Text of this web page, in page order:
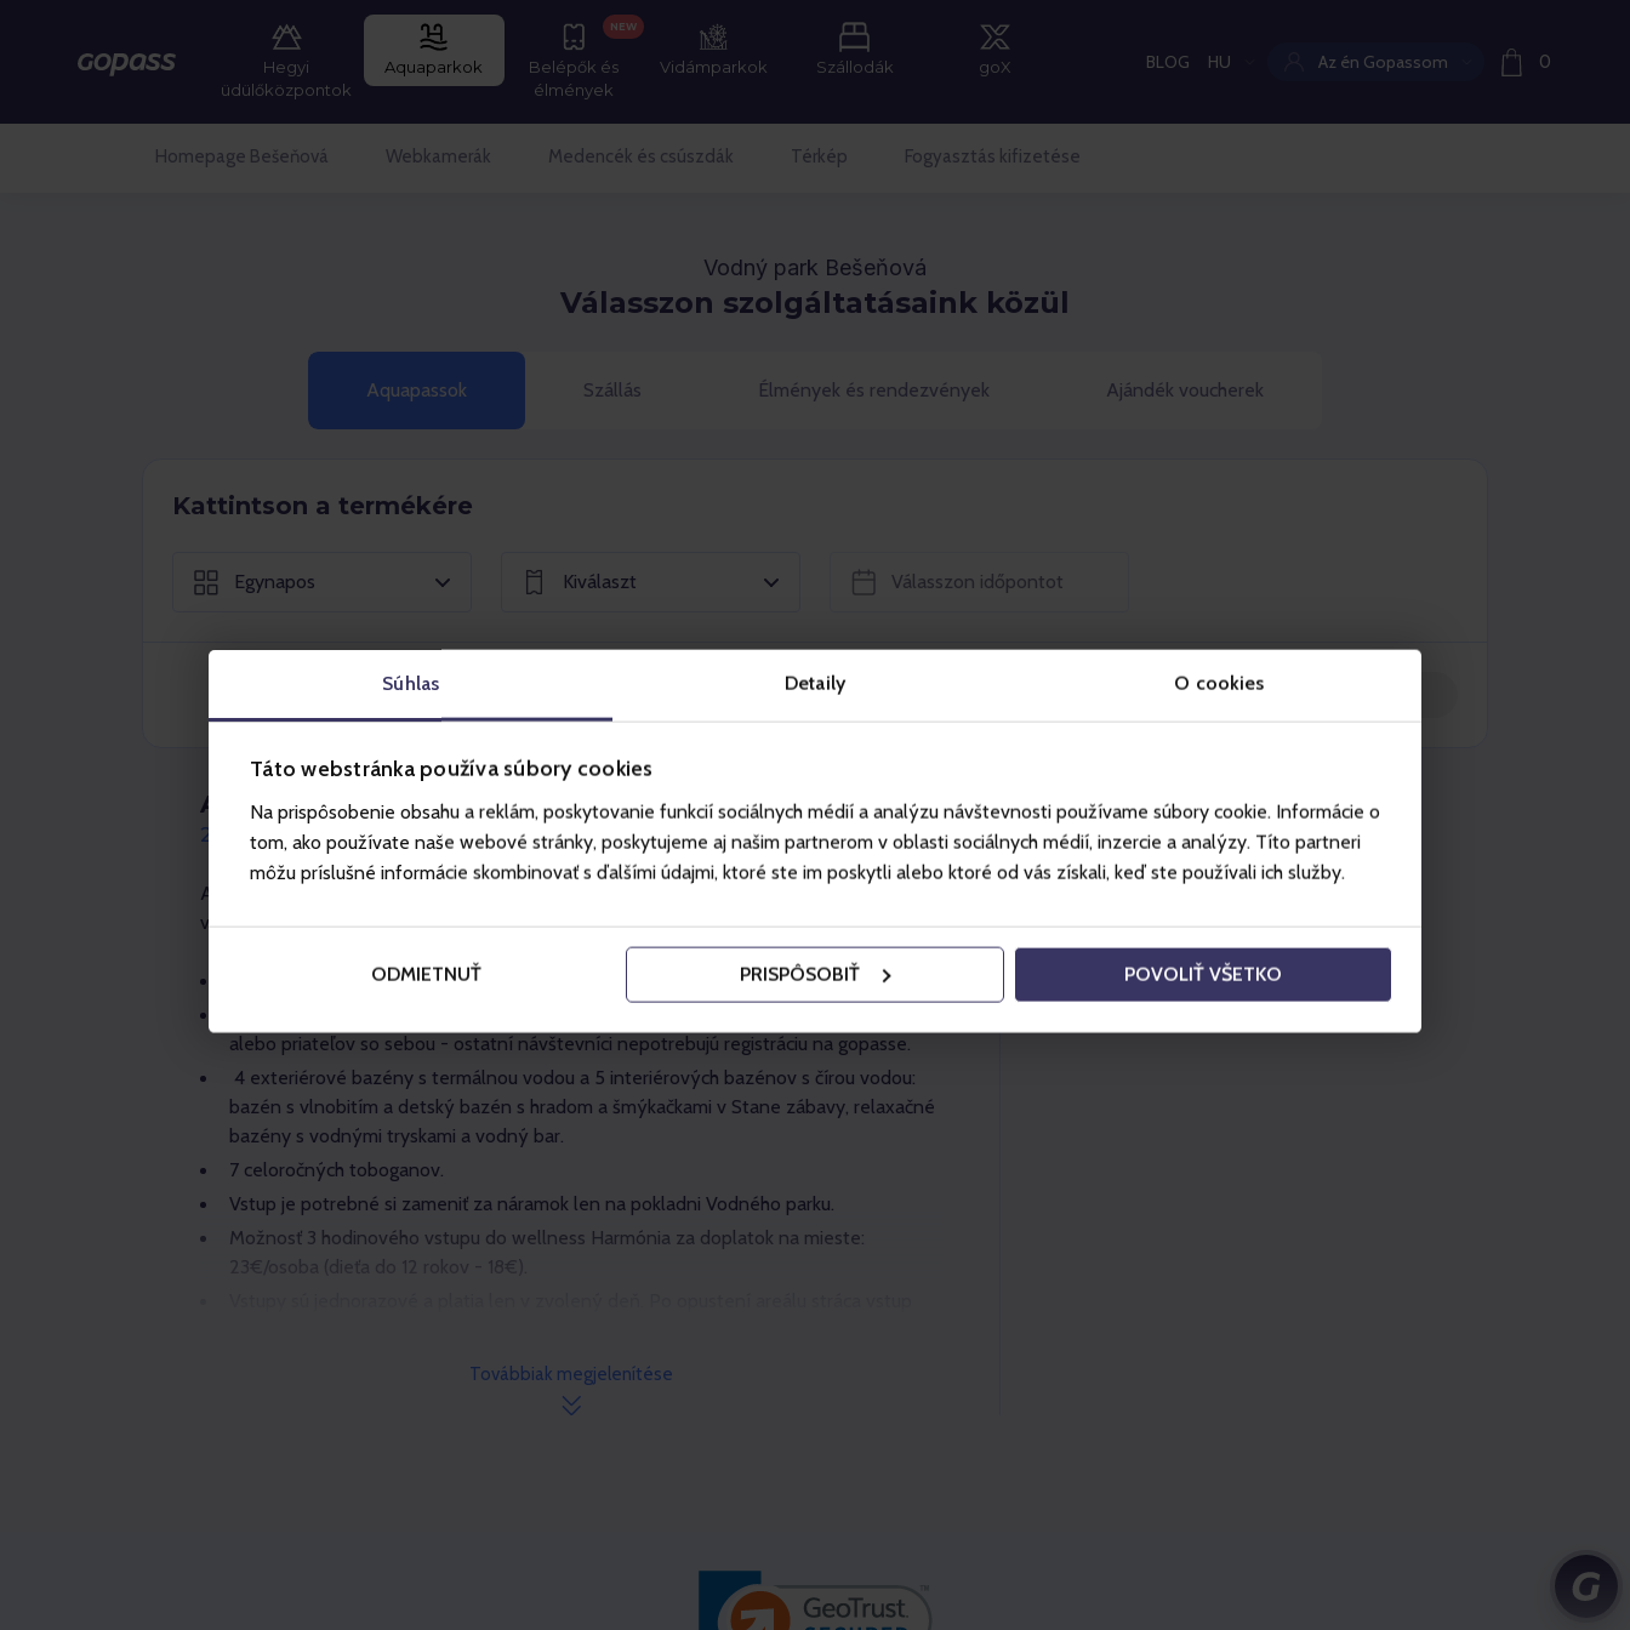
Súhlas Detaily O cookies
Táto webstránka používa súbory cookies
Na prispôsobenie obsahu a reklám, poskytovanie funkcií sociálnych médií a analýzu návštevnosti používame súbory cookie. Informácie o
tom, ako používate naše webové stránky, poskytujeme aj našim partnerom v oblasti sociálnych médií, inzercie a analýzy. Títo partneri
môžu príslušné informácie skombinovať s ďalšími údajmi, ktoré ste im poskytli alebo ktoré od vás získali, keď ste používali ich služby.
ODMIETNUŤ PRISPÔSOBIŤ POVOLIŤ VŠETKO
Gopass
Hegyi
üdülőközpontok
Aquaparkok
Belépők és
élmények
NEW
Vidámparkok Szállodák goX BLOG Aktuális nyelv:
HU Az én Gopassom 0
Homepage Bešeňová Webkamerák Medencék és csúszdák Térkép Fogyasztás kifizetése
Vodný park Bešeňová
Válasszon szolgáltatásaink közül
Aquapassok Szállás Élmények és rendezvények Ajándék voucherek
Kattintson a termékére
Egynapos Kiválaszt
AQUA TICKET 3 + 1
25% ZĽAVA
Aktuálne informácie o prevádzke bazénov, toboganov a atrakcií ako aj prevádzkovú dobu
vodného parku nájdete nawww.besenova.com.
4x celodenný vstup do Vodného parku Bešeňová (bazény a tobogany).
alebo priateľov so sebou - ostatní návštevníci nepotrebujú registráciu na gopasse.
4 exteriérové bazény s termálnou vodou a 5 interiérových bazénov s čírou vodou:
bazén s vlnobitím a detský bazén s hradom a šmýkačkami v Stane zábavy, relaxačné
bazény s vodnými tryskami a vodný bar.
7 celoročných toboganov.
Vstup je potrebné si zameniť za náramok len na pokladni Vodného parku.
Možnosť 3 hodinového vstupu do wellness Harmónia za doplatok na mieste:
23€/osoba (dieťa do 12 rokov - 18€).
Opakovaný vstup bez zaplatenia ceny nového vstupu nie je možný.
Prevádzkovateľ si vyhradzuje právo obmedziť, alebo uzavrieť niektoré časti areálu
Továbbiak megjelenítése
Használja fel a következő
helyeken: